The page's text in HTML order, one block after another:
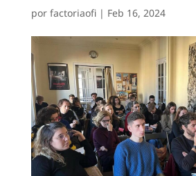
por factoriaofi| Feb 16, 2024